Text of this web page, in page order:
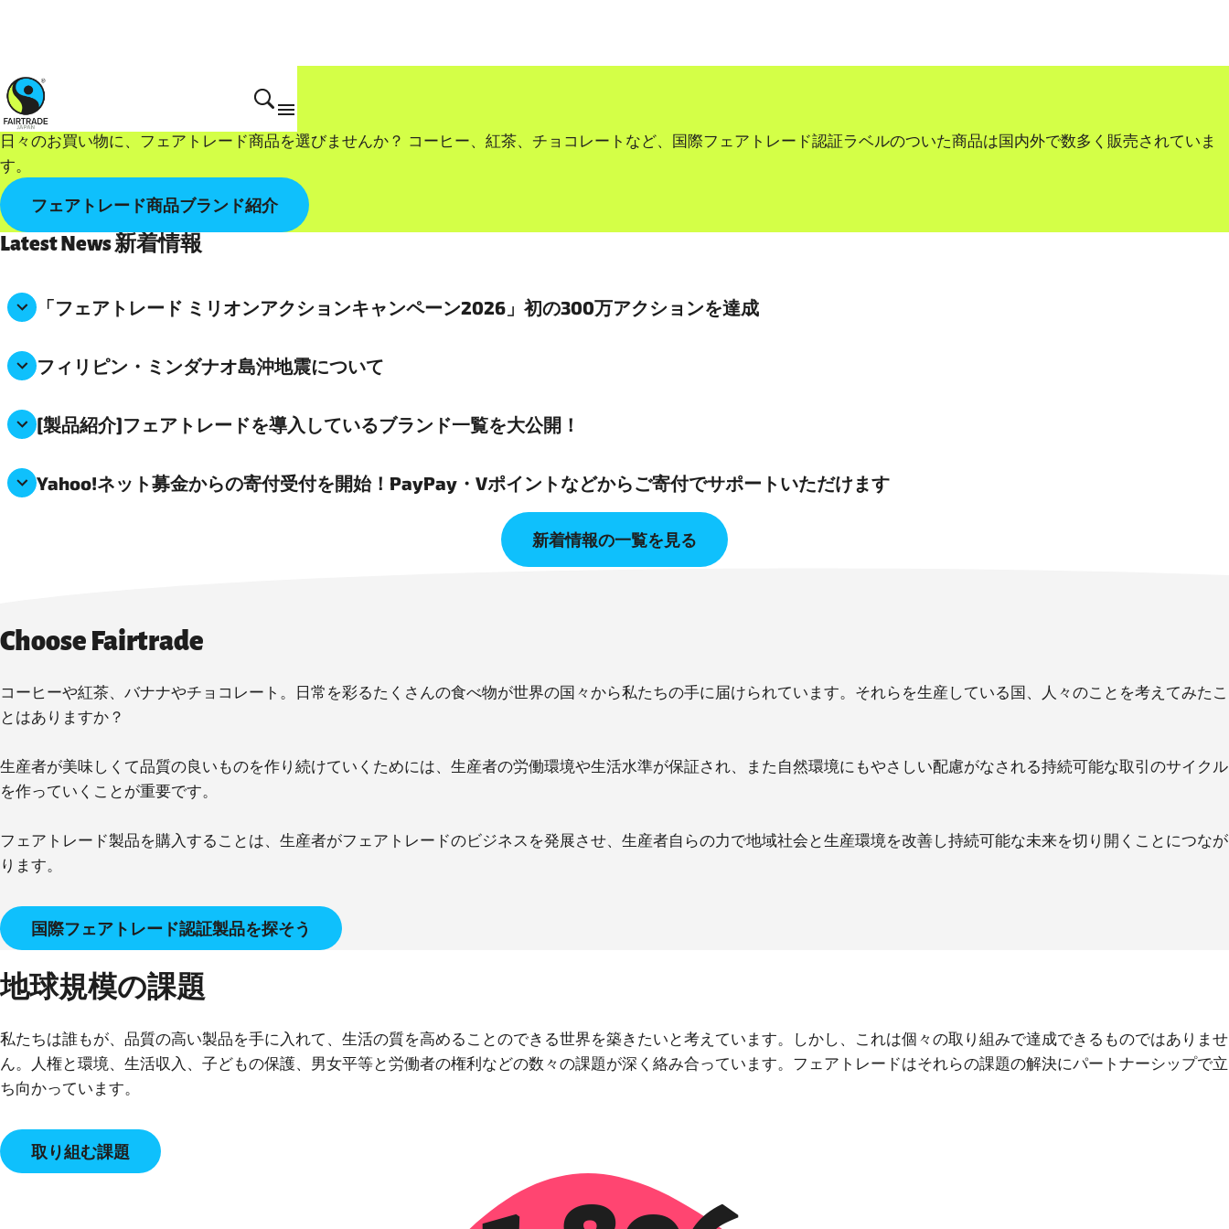
Choose Fairtrade
日々のお買い物に、フェアトレード商品を選びませんか？ コーヒー、紅茶、チョコレートなど、国際フェアトレード認証ラベルのついた商品は国内外で数多く販売されていま
す。
フェアトレード商品ブランド紹介
Latest News 新着情報
「フェアトレード ミリオンアクションキャンペーン2026」初の300万アクションを達成
フィリピン・ミンダナオ島沖地震について
[製品紹介]フェアトレードを導入しているブランド一覧を大公開！
Yahoo!ネット募金からの寄付受付を開始！PayPay・Vポイントなどからご寄付でサポートいただけます
新着情報の一覧を見る
Choose Fairtrade
コーヒーや紅茶、バナナやチョコレート。日常を彩るたくさんの食べ物が世界の国々から私たちの手に届けられています。それらを生産している国、人々のことを考えてみたこ
とはありますか？
生産者が美味しくて品質の良いものを作り続けていくためには、生産者の労働環境や生活水準が保証され、また自然環境にもやさしい配慮がなされる持続可能な取引のサイクル
を作っていくことが重要です。
フェアトレード製品を購入することは、生産者がフェアトレードのビジネスを発展させ、生産者自らの力で地域社会と生産環境を改善し持続可能な未来を切り開くことにつなが
ります。
国際フェアトレード認証製品を探そう
地球規模の課題
私たちは誰もが、品質の高い製品を手に入れて、生活の質を高めることのできる世界を築きたいと考えています。しかし、これは個々の取り組みで達成できるものではありませ
ん。人権と環境、生活収入、子どもの保護、男女平等と労働者の権利などの数々の課題が深く絡み合っています。フェアトレードはそれらの課題の解決にパートナーシップで立
ち向かっています。
取り組む課題